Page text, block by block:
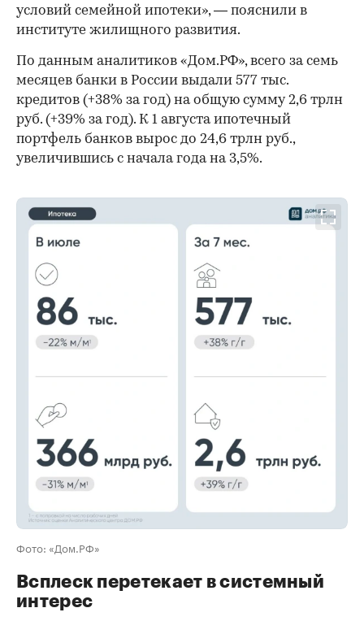
условий семейной ипотеки», — пояснили в
институте жилищного развития.
По данным аналитиков «Дом.РФ», всего за семь
месяцев банки в России выдали 577 тыс.
кредитов (+38% за год) на общую сумму 2,6 трлн
руб. (+39% за год). К 1 августа ипотечный
портфель банков вырос до 24,6 трлн руб.,
увеличившись с начала года на 3,5%.
Фото: «Дом.РФ»
Всплеск перетекает в системный
интерес